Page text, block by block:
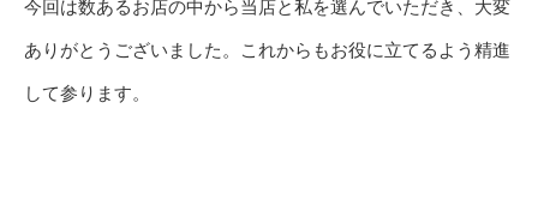
今回は数あるお店の中から当店と私を選んでいただき、大変
ありがとうございました。これからもお役に立てるよう精進
して参ります。